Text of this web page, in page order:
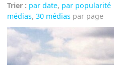
Trier : par date, par popularité
médias,30 médias par page